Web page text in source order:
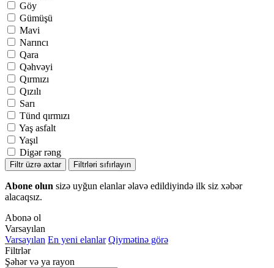
Göy
Gümüşü
Mavi
Narıncı
Qara
Qəhvəyi
Qırmızı
Qızılı
Sarı
Tünd qırmızı
Yaş asfalt
Yaşıl
Digər rəng
Filtr üzrə axtar Filtrləri sıfırlayın
Abone olun sizə uyğun elanlar əlavə edildiyində ilk siz xəbər
alacaqsız.
Abonə ol
Varsayılan
Varsayılan En yeni elanlar Qiymətinə görə
Filtrlər
Şəhər və ya rayon